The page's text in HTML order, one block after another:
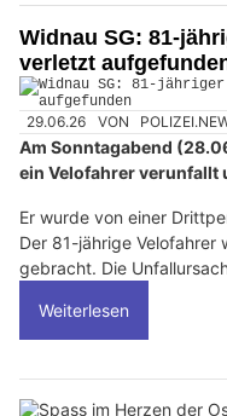
Widnau SG: 81-
verletzt
29.06.26 VON
Am Sonntagabend
ein Velofahrer verunfallt
Er wurde von einer
Der 81-jährige Velofahrer
gebracht. Die
Weiterlesen